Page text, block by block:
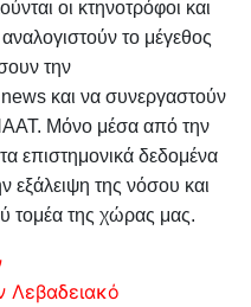
οι κτηνοτρόφοι και
το μέγεθος
την
και να συνεργαστούν
Μόνο μέσα από την
επιστημονικά δεδομένα
εξάλειψη της νόσου και
τομέα της χώρας μας.
Λεβαδειακό